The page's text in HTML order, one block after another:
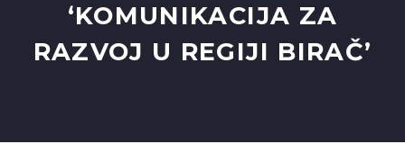
‘KOMUNIKACIJA ZA
RAZVOJ U REGIJI BIRAČ’